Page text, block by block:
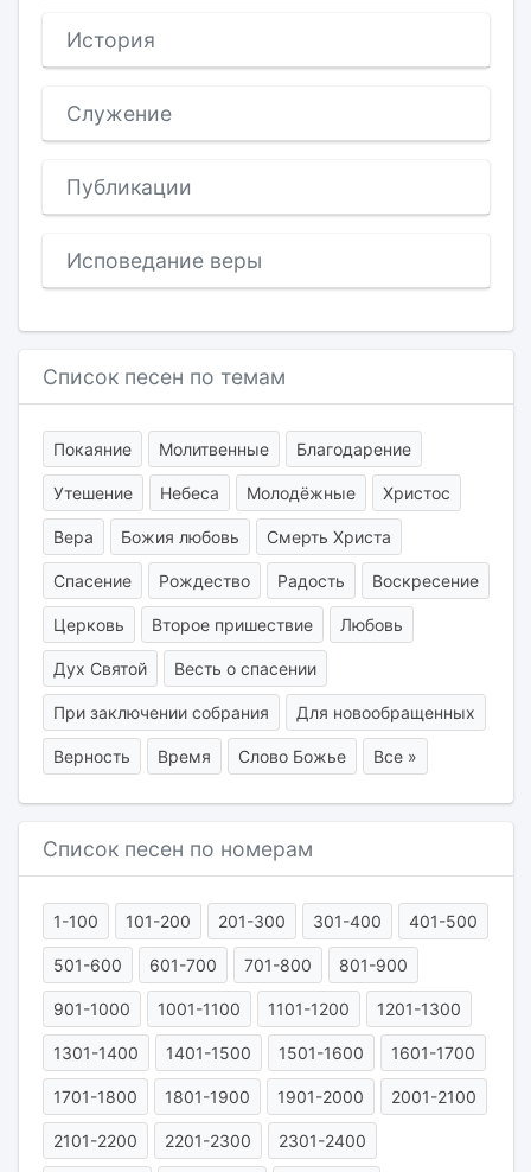
История
Служение
Публикации
Исповедание веры
Список песен по темам
Покаяние Молитвенные Благодарение
Утешение Небеса Молодёжные Христос
Вера Божия любовь Смерть Христа
Спасение Рождество Радость Воскресение
Церковь Второе пришествие Любовь
Дух Святой Весть о спасении
При заключении собрания Для новообращенных
Верность Время Слово Божье Все »
Список песен по номерам
1-100 101-200 201-300 301-400 401-500
501-600 601-700 701-800 801-900
901-1000 1001-1100 1101-1200 1201-1300
1301-1400 1401-1500 1501-1600 1601-1700
1701-1800 1801-1900 1901-2000 2001-2100
2101-2200 2201-2300 2301-2400